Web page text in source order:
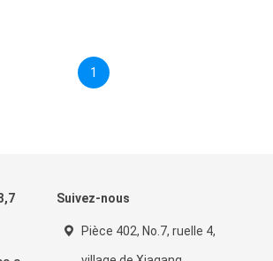
1
Suivez-nous
Pièce 402, No.7, ruelle 4,